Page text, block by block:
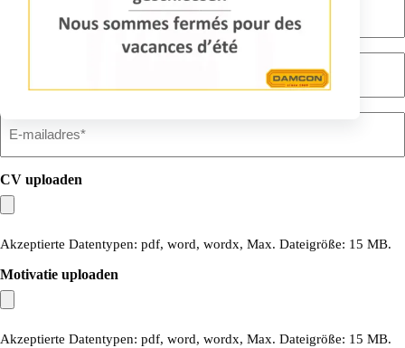
E-
mailadres
CV uploaden
Akzeptierte Datentypen: pdf, word, wordx, Max. Dateigröße: 15 MB.
Motivatie uploaden
Akzeptierte Datentypen: pdf, word, wordx, Max. Dateigröße: 15 MB.